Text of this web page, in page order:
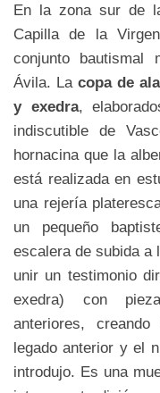
En la zona sur de
Capilla de la
conjunto
Ávila. La copa de
y exedra,
indiscutible de
hornacina que la
está realizada en
una rejería
un pequeño
escalera de subida a
unir un testimonio
exedra) con
anteriores,
legado anterior y el
introdujo. Es una